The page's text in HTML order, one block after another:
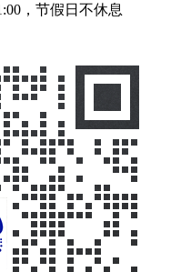
，节假日不休息